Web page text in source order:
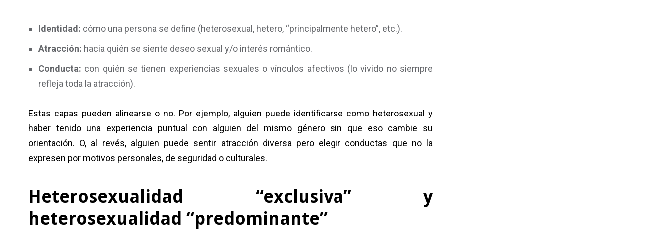
Identidad: cómo una persona se define (heterosexual, hetero, “principalmente hetero”, etc.).
Atracción: hacia quién se siente deseo sexual y/o interés romántico.
Conducta: con quién se tienen experiencias sexuales o vínculos afectivos (lo vivido no siempre
refleja toda la atracción).
Estas capas pueden alinearse o no. Por ejemplo, alguien puede identificarse como heterosexual y
haber tenido una experiencia puntual con alguien del mismo género sin que eso cambie su
orientación. O, al revés, alguien puede sentir atracción diversa pero elegir conductas que no la
expresen por motivos personales, de seguridad o culturales.
Heterosexualidad “exclusiva” y
heterosexualidad “predominante”